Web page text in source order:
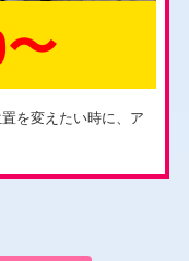
を変えたい時に、ア